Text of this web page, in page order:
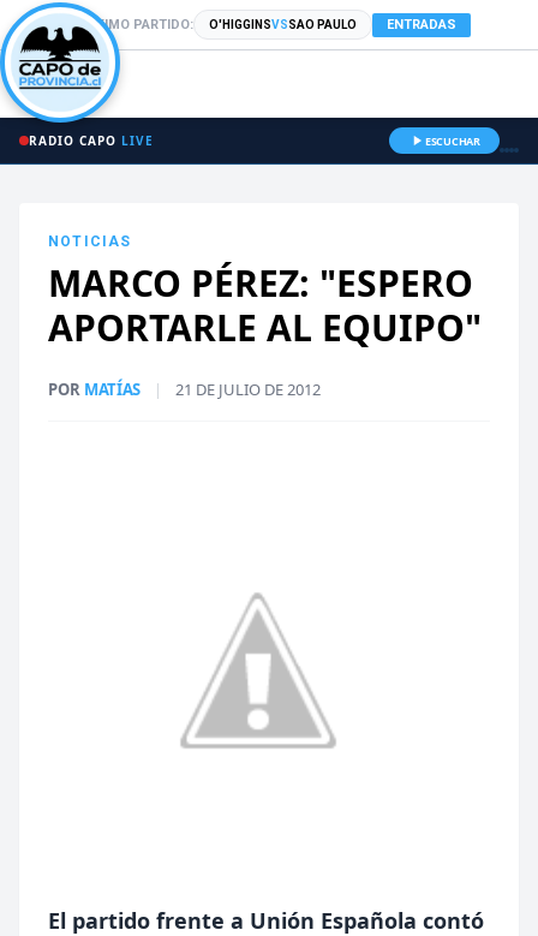
PRÓXIMO PARTIDO: O'HIGGINSVSSAO PAULO ENTRADAS
RADIO CAPO LIVE ESCUCHAR
NOTICIAS
MARCO PÉREZ: "ESPERO
APORTARLE AL EQUIPO"
POR MATÍAS | 21 DE JULIO DE 2012
El partido frente a Unión Española contó